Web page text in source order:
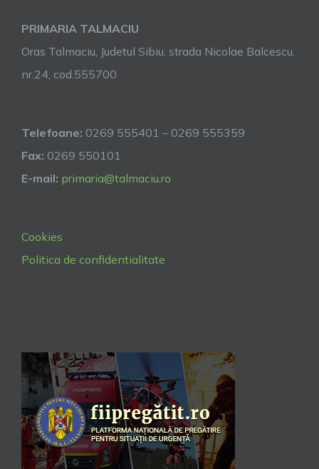
PRIMARIA TALMACIU
Oras Talmaciu, Judetul Sibiu, strada Nicolae Balcescu,
nr.24, cod.555700
Telefoane: 0269 555401 – 0269 555359
Fax: 0269 550101
E-mail: primaria@talmaciu.ro
Cookies
Politica de confidentialitate